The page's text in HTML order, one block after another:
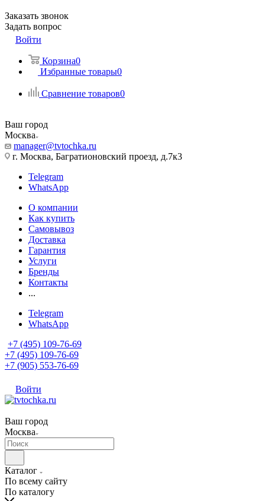
Заказать звонок
Задать вопрос
Войти
Корзина0
Избранные товары0
Сравнение товаров0
Ваш город
Москва
manager@tvtochka.ru
г. Москва, Багратионовский проезд, д.7к3
Telegram
WhatsApp
О компании
Как купить
Самовывоз
Доставка
Гарантия
Услуги
Бренды
Контакты
...
Telegram
WhatsApp
+7 (495) 109-76-69
+7 (495) 109-76-69
+7 (905) 553-76-69
Войти
Ваш город
Москва
Каталог
По всему сайту
По каталогу